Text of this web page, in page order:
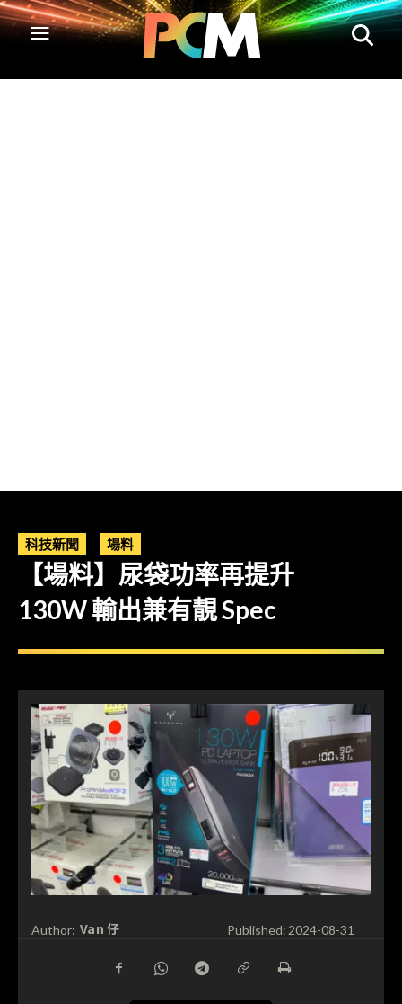
科技新聞 場料
【場料】尿袋功率再提升
130W 輸出兼有靚 Spec
Author: Van 仔 Published: 2024-08-31